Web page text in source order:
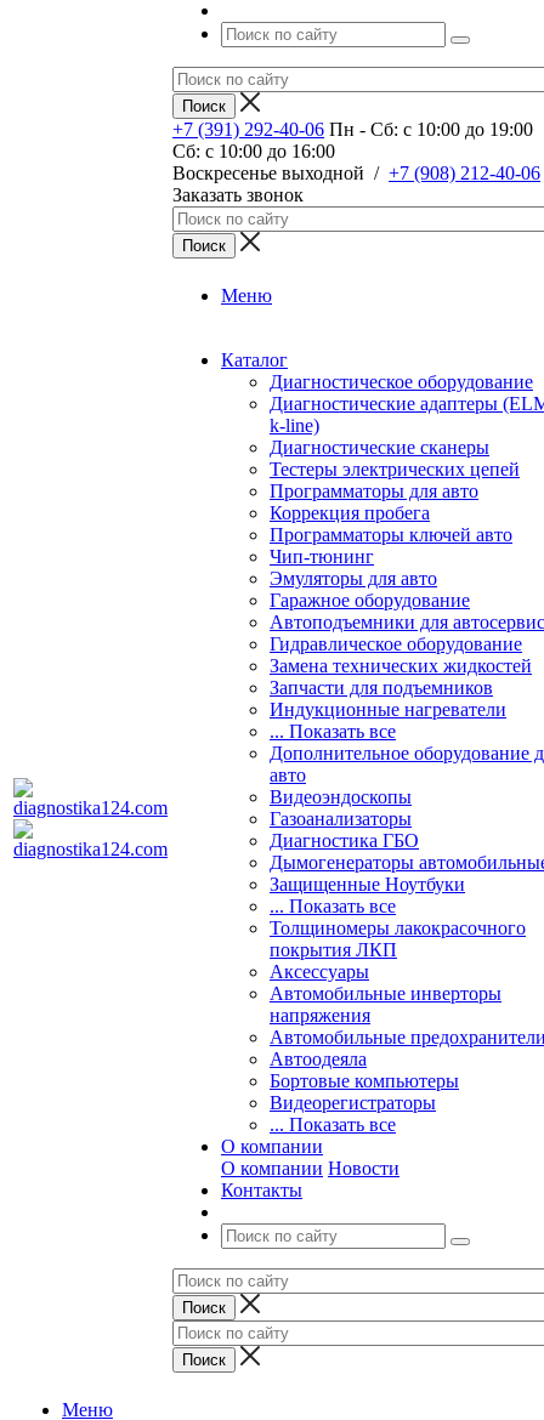
+7 (391) 292-40-06 Пн - Сб: c 10:00 до 19:00
Сб: c 10:00 до 16:00
​Воскресенье выходной / +7 (908) 212-40-06
Заказать звонок
Меню
Каталог
Диагностическое оборудование
Диагностические адаптеры
k-line)
Диагностические сканеры
Тестеры электрических цепей
Программаторы для авто
Коррекция пробега
Программаторы ключей авто
Чип-тюнинг
Эмуляторы для авто
Гаражное оборудование
Автоподъемники для
Гидравлическое оборудование
Замена технических жидкостей
Запчасти для подъемников
Индукционные нагреватели
... Показать все
Дополнительное оборудование
авто
Видеоэндоскопы
Газоанализаторы
Диагностика ГБО
Дымогенераторы
Защищенные Ноутбуки
... Показать все
Толщиномеры лакокрасочного
покрытия ЛКП
Аксессуары
Автомобильные инверторы
напряжения
Автомобильные
Автоодеяла
Бортовые компьютеры
Видеорегистраторы
... Показать все
О компании
О компании Новости
Контакты
Меню